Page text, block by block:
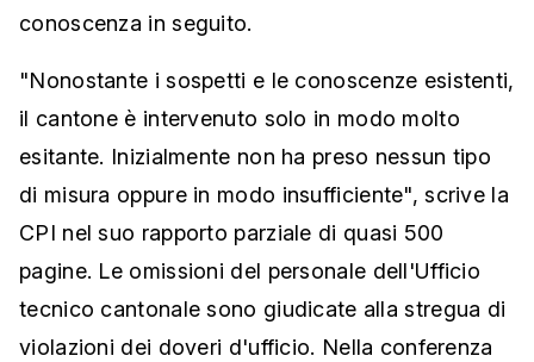
conoscenza in seguito.
"Nonostante i sospetti e le conoscenze esistenti,
il cantone è intervenuto solo in modo molto
esitante. Inizialmente non ha preso nessun tipo
di misura oppure in modo insufficiente", scrive la
CPI nel suo rapporto parziale di quasi 500
pagine. Le omissioni del personale dell'Ufficio
tecnico cantonale sono giudicate alla stregua di
violazioni dei doveri d'ufficio. Nella conferenza